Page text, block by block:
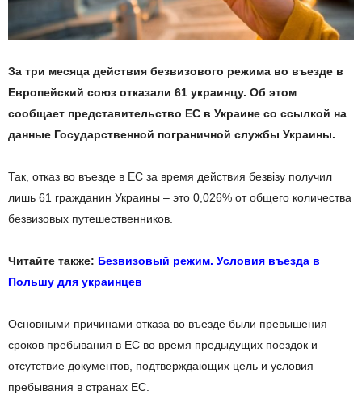
За три месяца действия безвизового режима во въезде в
Европейский союз отказали 61 украинцу. Об этом
сообщает представительство ЕС в Украине со ссылкой на
данные Государственной пограничной службы Украины.
Так, отказ во въезде в ЕС за время действия безвізу получил
лишь 61 гражданин Украины – это 0,026% от общего количества
безвизовых путешественников.
Читайте также: Безвизовый режим. Условия въезда в
Польшу для украинцев
Основными причинами отказа во въезде были превышения
сроков пребывания в ЕС во время предыдущих поездок и
отсутствие документов, подтверждающих цель и условия
пребывания в странах ЕС.